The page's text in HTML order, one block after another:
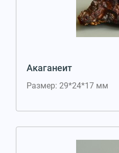
Акаганеит
Размер: 29*24*17 мм